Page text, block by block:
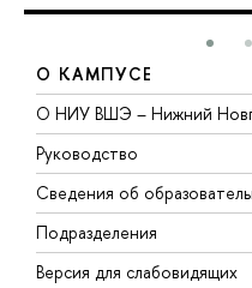
О КАМПУСЕ
О НИУ ВШЭ – Нижний
Руководство
Сведения об
Подразделения
Версия для слабовидящих